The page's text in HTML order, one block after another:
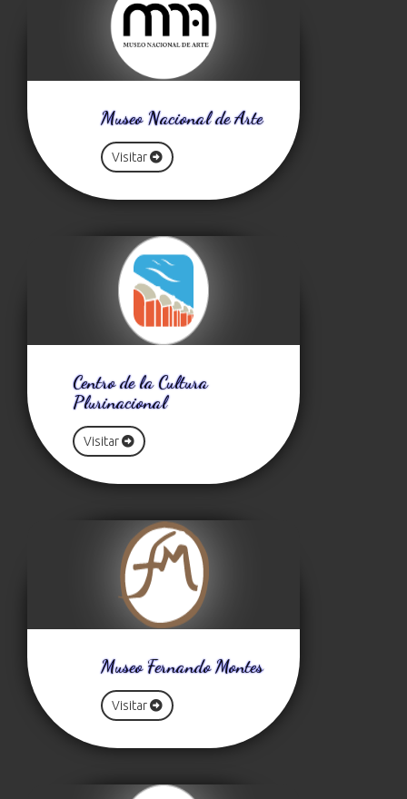
Museo Nacional de Arte
Visitar
Centro de la Cultura
Plurinacional
Visitar
Museo Fernando Montes
Visitar